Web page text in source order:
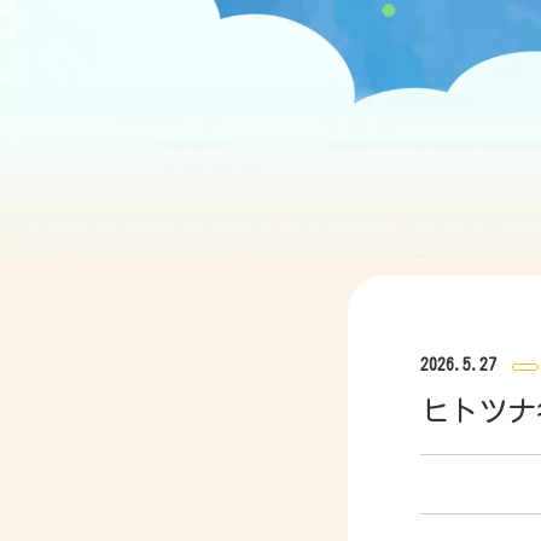
2026.5.27
ヒトツ